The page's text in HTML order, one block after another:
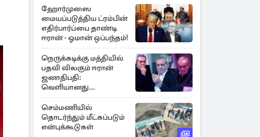
ஹோர்முஸை
மையப்படுத்திய ட்ரம்பின்
எதிர்பார்ப்பை தாண்டி
ஈரான் - ஓமான் ஒப்பந்தம்!
நெருக்கடிக்கு மத்தியில்
பதவி விலகும் ஈரான்
ஜனாதிபதி:
வெளியானது
சர்ச்சையின் உண்மை
நிலை
செம்மணியில்
தொடர்ந்தும் மீட்கப்படும்
என்புக்கூடுகள்